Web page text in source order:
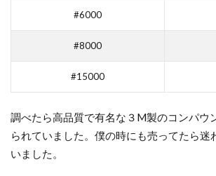
メ
セ
ジ
り
取
#6000
#8000
#15000
調べたら高品質で有名な３M製のコンパウ
られていました。僕の時にも売ってたら迷
いました。